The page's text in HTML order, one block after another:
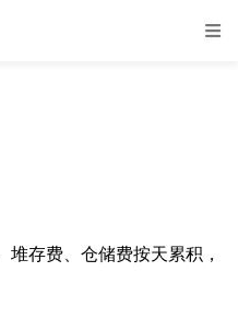
存费、仓储费按天累积，